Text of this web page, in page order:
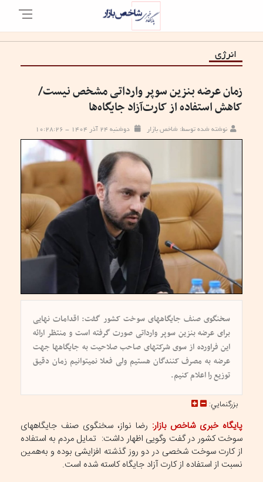
انرژی
زمان عرضه بنزین سوپر وارداتی مشخص نیست/
کاهش استفاده از کارت‌آزاد جایگاه‌ها
نوشته شده توسط: شاخص بازار دوشنبه ۲۴ آذر ۱۴۰۴ - ۱۰:۲۸:۲۶
سخنگوی صنف جایگاههای سوخت کشور گفت: اقدامات نهایی
برای عرضه بنزین سوپر وارداتی صورت گرفته است و منتظر ارائه
این فراورده از سوی شرکتهای صاحب صلاحیت به جایگاهها جهت
عرضه به مصرف کنندگان هستیم ولی فعلا نمیتوانیم زمان دقیق
توزیع را اعلام کنیم.
بزرگنمايي:
پایگاه خبری شاخص بازار: رضا نواز، سخنگوی صنف جایگاههای
سوخت کشور در گفت وگویی اظهار داشت: تمایل مردم به استفاده
از کارت سوخت شخصی در دو روز گذشته افزایشی بوده و به‌همین
نسبت از استفاده از کارت آزاد جایگاه کاسته شده است.